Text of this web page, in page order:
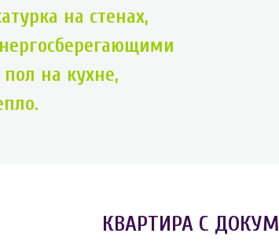
на стенах,
на кухне,
КВАРТИРА С